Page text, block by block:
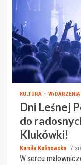
KULTURA WYDARZENIA
Dni Leśnej
do
Klukówki!
Kamila Kalinowska 7
W sercu